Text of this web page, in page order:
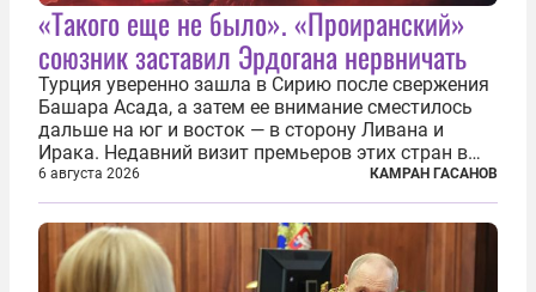
«Такого еще не было». «Проиранский»
союзник заставил Эрдогана нервничать
Турция уверенно зашла в Сирию после свержения
Башара Асада, а затем ее внимание сместилось
дальше на юг и восток — в сторону Ливана и
Ирака. Недавний визит премьеров этих стран в
Анкару, договоры об участии турецкой компании
TPAO в разработке нефти иракского Киркука и
«Дороги развития» подтверждают...
6 августа 2026 КАМРАН ГАСАНОВ